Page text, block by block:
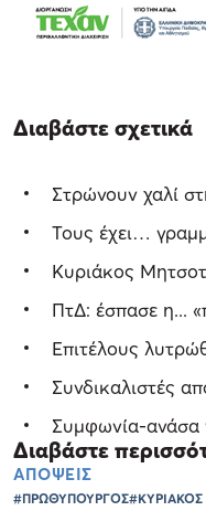
Διαβάστε σχετικά
Στρώνουν χαλί
Τους έχει…
Κυριάκος
ΠτΔ: έσπασε η...
Επιτέλους
Συνδικαλιστές
Συμφωνία-ανάσα
Διαβάστε
ΑΠΟΨΕΙΣ
#ΠΡΩΘΥΠΟΥΡΓΟΣ